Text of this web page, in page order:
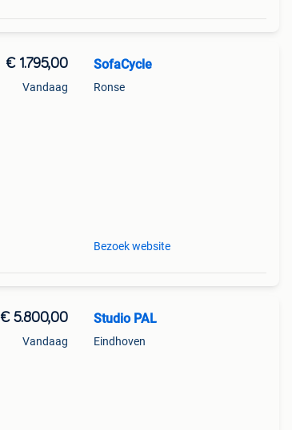
€ 1.795,00
Vandaag
SofaCycle
Ronse
Bezoek website
€ 5.800,00
Vandaag
Studio PAL
Eindhoven